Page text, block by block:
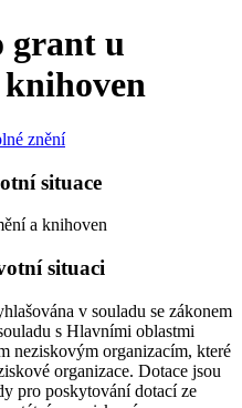
grant u
znění
situace
a knihoven
situaci
v souladu se zákonem
s Hlavními oblastmi
neziskovým organizacím, které
organizace. Dotace jsou
pro poskytování dotací ze